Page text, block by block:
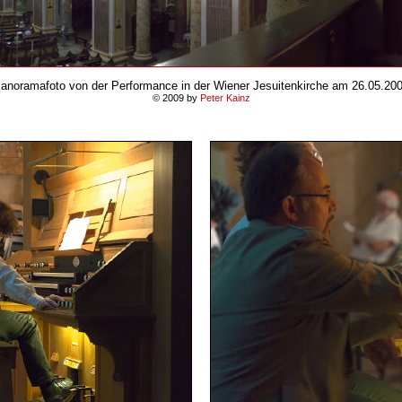
von der Performance in der Wiener Jesuitenkirche am
© 2009 by Peter Kainz